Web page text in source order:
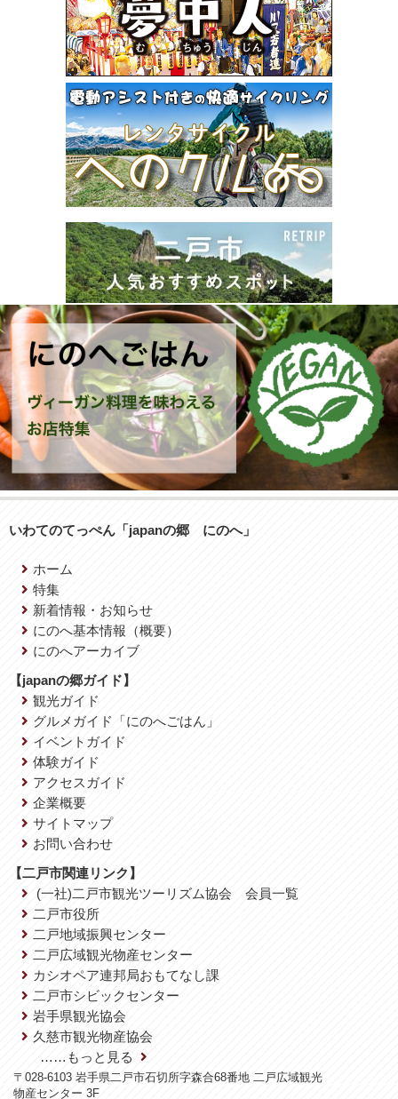
いわてのてっぺん「japanの郷 にのへ」
ホーム
特集
新着情報・お知らせ
にのへ基本情報（概要）
にのへアーカイブ
【japanの郷ガイド】
観光ガイド
グルメガイド「にのへごはん」
イベントガイド
体験ガイド
アクセスガイド
企業概要
サイトマップ
お問い合わせ
【二戸市関連リンク】
(一社)二戸市観光ツーリズム協会 会員一覧
二戸市役所
二戸地域振興センター
二戸広域観光物産センター
カシオペア連邦局おもてなし課
二戸市シビックセンター
岩手県観光協会
久慈市観光物産協会
……もっと見る
〒028-6103 岩手県二戸市石切所字森合68番地 二戸広域観光
物産センター 3F